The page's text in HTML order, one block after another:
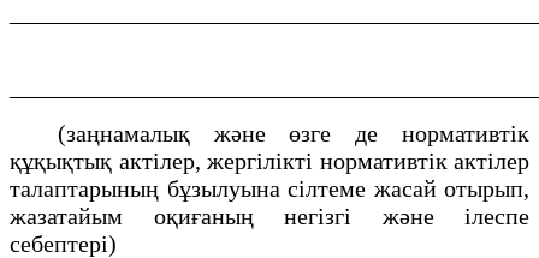
(заңнамалық және өзге де нормативтік
құқықтық актілер, жергілікті нормативтік актілер
талаптарының бұзылуына сілтеме жасай отырып,
жазатайым оқиғаның негізгі және ілеспе
себептері)